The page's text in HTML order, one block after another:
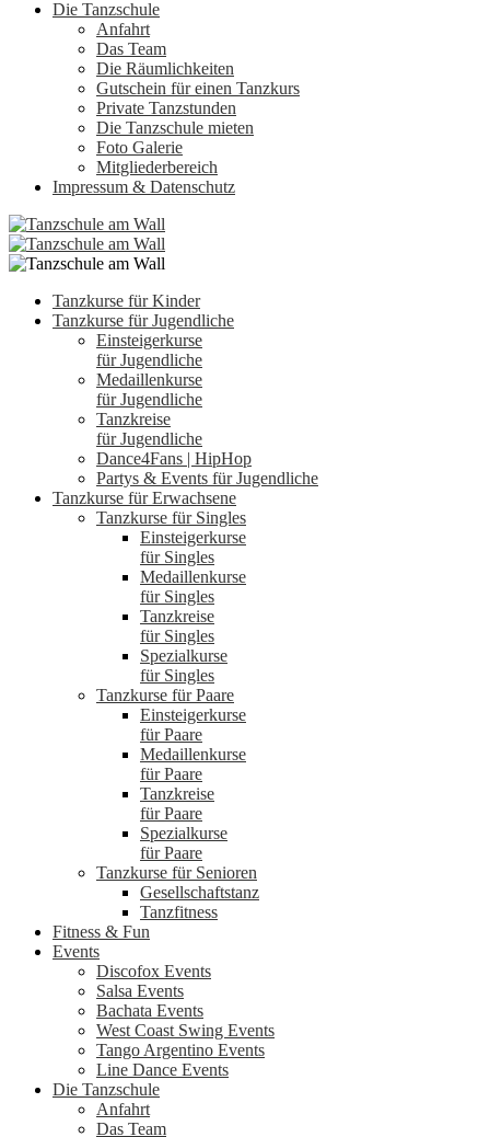
Die Tanzschule
Anfahrt
Das Team
Die Räumlichkeiten
Gutschein für einen Tanzkurs
Private Tanzstunden
Die Tanzschule mieten
Foto Galerie
Mitgliederbereich
Impressum & Datenschutz
Tanzkurse für Kinder
Tanzkurse für Jugendliche
Einsteigerkurse
für Jugendliche
Medaillenkurse
für Jugendliche
Tanzkreise
für Jugendliche
Dance4Fans | HipHop
Partys & Events für Jugendliche
Tanzkurse für Erwachsene
Tanzkurse für Singles
Einsteigerkurse
für Singles
Medaillenkurse
für Singles
Tanzkreise
für Singles
Spezialkurse
für Singles
Tanzkurse für Paare
Einsteigerkurse
für Paare
Medaillenkurse
für Paare
Tanzkreise
für Paare
Spezialkurse
für Paare
Tanzkurse für Senioren
Gesellschaftstanz
Tanzfitness
Fitness & Fun
Events
Discofox Events
Salsa Events
Bachata Events
West Coast Swing Events
Tango Argentino Events
Line Dance Events
Die Tanzschule
Anfahrt
Das Team